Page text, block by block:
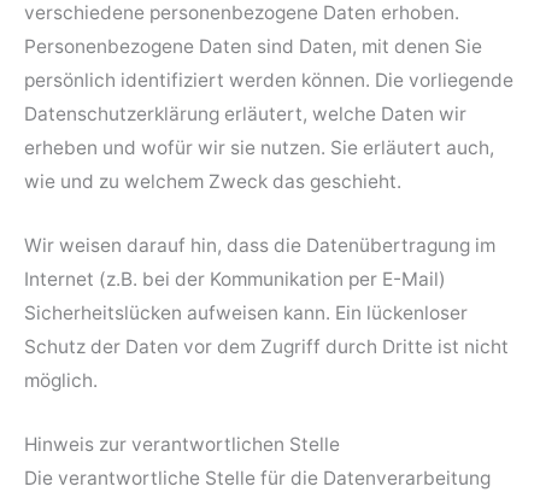
verschiedene personenbezogene Daten erhoben.
Personenbezogene Daten sind Daten, mit denen Sie
persönlich identifiziert werden können. Die vorliegende
Datenschutzerklärung erläutert, welche Daten wir
erheben und wofür wir sie nutzen. Sie erläutert auch,
wie und zu welchem Zweck das geschieht.
Wir weisen darauf hin, dass die Datenübertragung im
Internet (z.B. bei der Kommunikation per E-Mail)
Sicherheitslücken aufweisen kann. Ein lückenloser
Schutz der Daten vor dem Zugriff durch Dritte ist nicht
möglich.
Hinweis zur verantwortlichen Stelle
Die verantwortliche Stelle für die Datenverarbeitung